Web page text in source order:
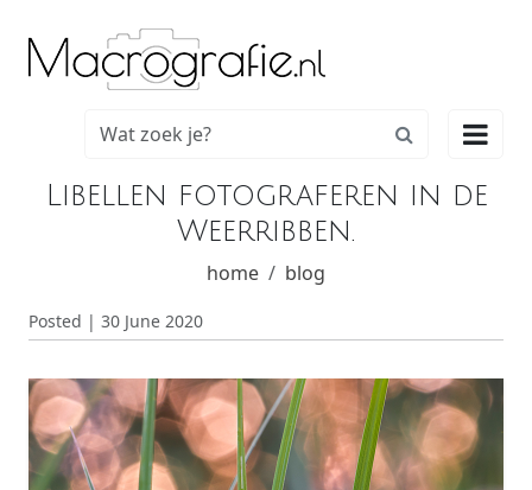

Libellen fotograferen in de
Weerribben.
home blog
Posted | 30 June 2020